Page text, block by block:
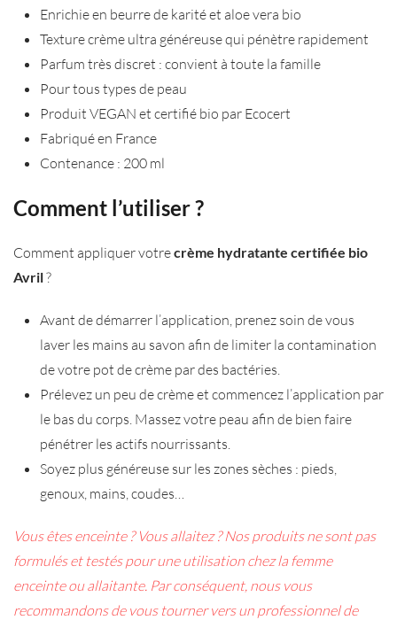
Enrichie en beurre de karité et aloe vera bio
Texture crème ultra généreuse qui pénètre rapidement
Parfum très discret : convient à toute la famille
Pour tous types de peau
Produit VEGAN et certifié bio par Ecocert
Fabriqué en France
Contenance : 200 ml
Comment l’utiliser ?
Comment appliquer votrecrème hydratante certifiée bio
Avril?
Avant de démarrer l’application, prenez soin de vous
laver les mains au savon afin de limiter la contamination
de votre pot de crème par des bactéries.
Prélevez un peu de crème et commencez l’application par
le bas du corps. Massez votre peau afin de bien faire
pénétrer les actifs nourrissants.
Soyez plus généreuse sur les zones sèches : pieds,
genoux, mains, coudes…
Vous êtes enceinte ? Vous allaitez ? Nos produits ne sont pas
formulés et testés pour une utilisation chez la femme
enceinte ou allaitante. Par conséquent, nous vous
recommandons de vous tourner vers un professionnel de